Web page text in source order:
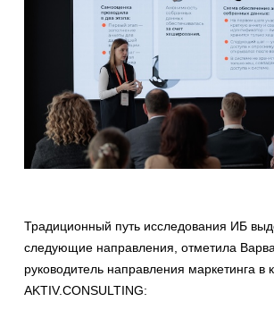
Традиционный путь исследования ИБ
следующие направления, отметила
руководитель направления маркетинга в
AKTIV.CONSULTING: